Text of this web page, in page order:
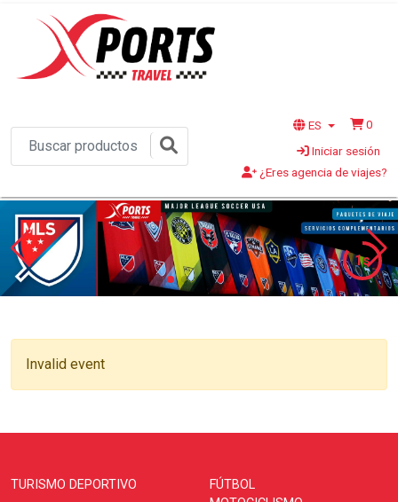
ES
0
Iniciar sesión
¿Eres agencia de viajes?
1s
Invalid event
TURISMO DEPORTIVO
FÚTBOL